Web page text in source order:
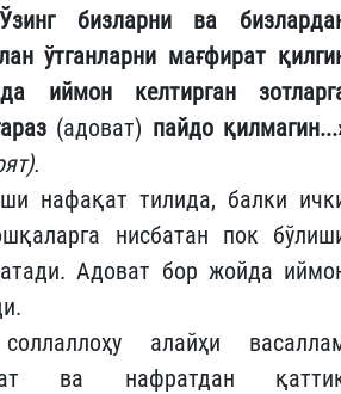
бизларни ва
ўтганларни мағфират
иймон келтирган
(адоват) пайдо
нафақат тилида, балки
нисбатан пок
Адоват бор жойда
алайҳи
ва нафратдан